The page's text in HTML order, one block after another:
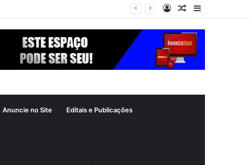
Barra
Artigo
Entrar
Anuncie no Site Editais e Publicações